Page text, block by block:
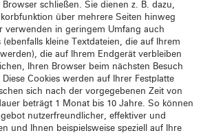
schließen. Sie dienen z. B. dazu,
über mehrere Seiten hinweg
verwenden in geringem Umfang auch
(ebenfalls kleine Textdateien, die auf Ihrem
die auf Ihrem Endgerät verbleiben
Ihren Browser beim nächsten Besuch
Cookies werden auf Ihrer Festplatte
sich nach der vorgegebenen Zeit von
beträgt 1 Monat bis 10 Jahre. So können
nutzerfreundlicher, effektiver und
und Ihnen beispielsweise speziell auf Ihre